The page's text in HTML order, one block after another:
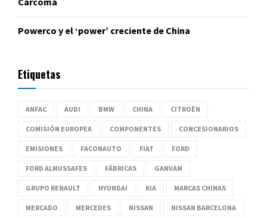
Powerco y el ‘power’ creciente de China
Etiquetas
ANFAC AUDI BMW CHINA CITROËN
COMISIÓN EUROPEA COMPONENTES CONCESIONARIOS
EMISIONES FACONAUTO FIAT FORD
FORD ALMUSSAFES FÁBRICAS GANVAM
GRUPO RENAULT HYUNDAI KIA MARCAS CHINAS
MERCADO MERCEDES NISSAN NISSAN BARCELONA